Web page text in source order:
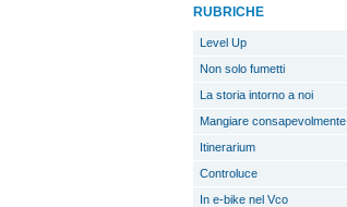
RUBRICHE
Level Up
Non solo fumetti
La storia intorno a noi
Mangiare consapevolmente
Itinerarium
Controluce
In e-bike nel Vco